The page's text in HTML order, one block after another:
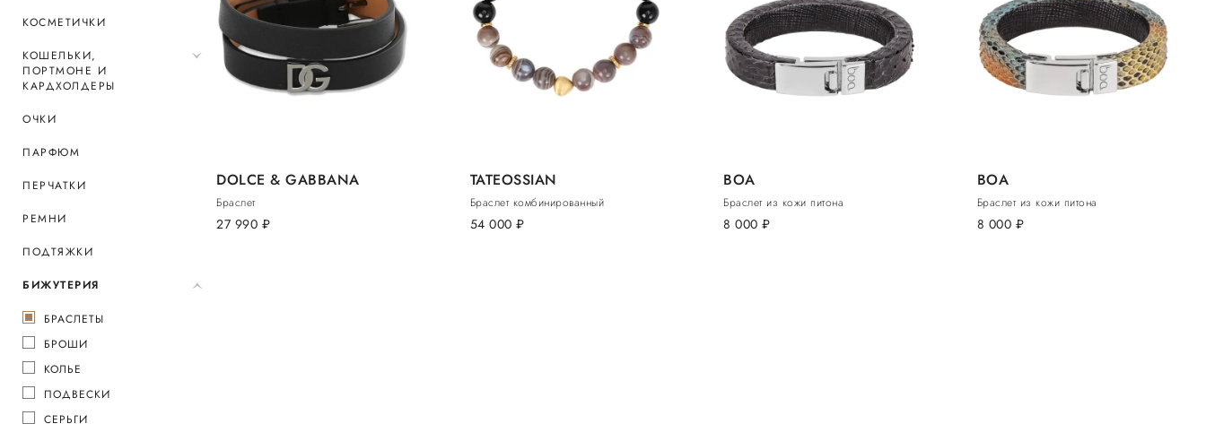
КОСМЕТИЧКИ
КОШЕЛЬКИ,
ПОРТМОНЕ И
КАРДХОЛДЕРЫ
ОЧКИ
ПАРФЮМ
ПЕРЧАТКИ
РЕМНИ
ПОДТЯЖКИ
БИЖУТЕРИЯ
БРАСЛЕТЫ
БРОШИ
КОЛЬЕ
ПОДВЕСКИ
СЕРЬГИ
DOLCE & GABBANA
Браслет
27 990 руб.
TATEOSSIAN
Браслет комбинированный
54 000 руб.
BOA
Браслет из кожи питона
8 000 руб.
BOA
Браслет из кожи питона
8 000 руб.